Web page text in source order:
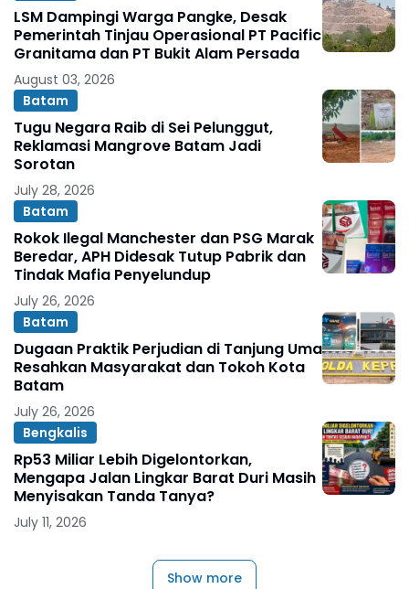
LSM Dampingi Warga Pangke, Desak
Pemerintah Tinjau Operasional PT Pacific
Granitama dan PT Bukit Alam Persada
August 03, 2026
Batam
Tugu Negara Raib di Sei Pelunggut,
Reklamasi Mangrove Batam Jadi
Sorotan
July 28, 2026
Batam
Rokok Ilegal Manchester dan PSG Marak
Beredar, APH Didesak Tutup Pabrik dan
Tindak Mafia Penyelundup
July 26, 2026
Batam
Dugaan Praktik Perjudian di Tanjung Uma
Resahkan Masyarakat dan Tokoh Kota
Batam
July 26, 2026
Bengkalis
Rp53 Miliar Lebih Digelontorkan,
Mengapa Jalan Lingkar Barat Duri Masih
Menyisakan Tanda Tanya?
July 11, 2026
Show more